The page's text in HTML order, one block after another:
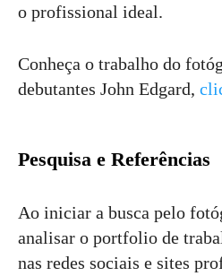
o profissional ideal.
Conheça o trabalho do
debutantes John Edgard,
Pesquisa e Referências
Ao iniciar a busca pelo
analisar o portfolio de
nas redes sociais e sites